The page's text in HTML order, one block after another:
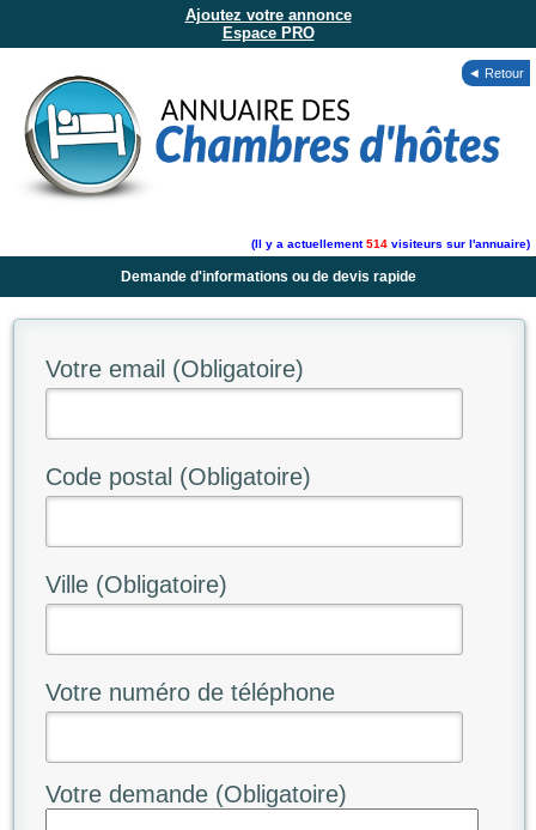
Ajoutez votre annonce
Espace PRO
◄ Retour
(Il y a actuellement514 visiteurs sur l'annuaire)
Demande d'informations ou de devis rapide
Votre email (Obligatoire)
Code postal (Obligatoire)
Ville (Obligatoire)
Votre numéro de téléphone
Votre demande (Obligatoire)